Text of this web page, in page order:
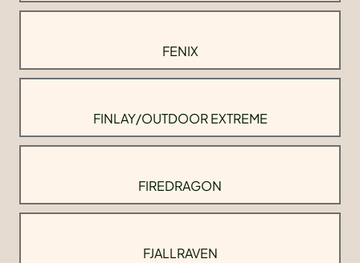
FENIX
FINLAY/OUTDOOR EXTREME
FIREDRAGON
FJALLRAVEN